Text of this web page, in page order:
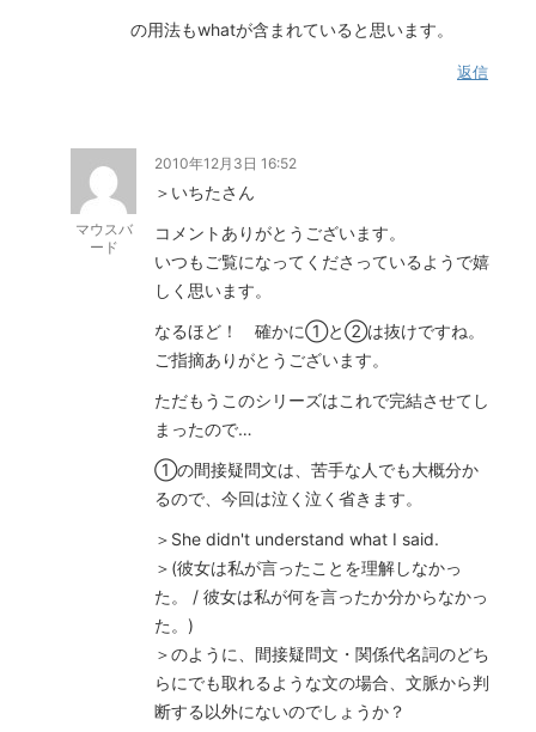
の用法もwhatが含まれていると思います。
返信
マウスバ
ード
2010年12月3日 16:52
＞いちたさん
コメントありがとうございます。
いつもご覧になってくださっているようで嬉
しく思います。
なるほど！ 確かに①と②は抜けですね。
ご指摘ありがとうございます。
ただもうこのシリーズはこれで完結させてし
まったので…
①の間接疑問文は、苦手な人でも大概分か
るので、今回は泣く泣く省きます。
＞She didn't understand what I said.
＞(彼女は私が言ったことを理解しなかっ
た。 / 彼女は私が何を言ったか分からなかっ
た。)
＞のように、間接疑問文・関係代名詞のどち
らにでも取れるような文の場合、文脈から判
断する以外にないのでしょうか？